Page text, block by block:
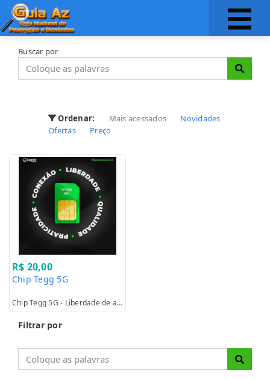
Buscar por
Ordenar: Mais acessados
Novidades
Ofertas
Preço
R$ 20,00
Chip Tegg 5G
Chip Tegg 5G - Liberdade de ativar no plano que quiser todos os meses.
Filtrar por